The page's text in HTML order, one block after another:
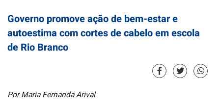
Governo promove ação de bem-estar e
autoestima com cortes de cabelo em escola
de Rio Branco
Por Maria Fernanda Arival